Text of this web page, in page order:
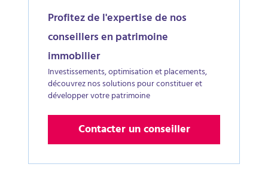
Profitez de l'expertise de nos
conseillers en patrimoine
immobilier
Investissements, optimisation et placements,
découvrez nos solutions pour constituer et
développer votre patrimoine
Contacter un conseiller